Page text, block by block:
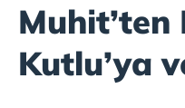
Kutlu’ya